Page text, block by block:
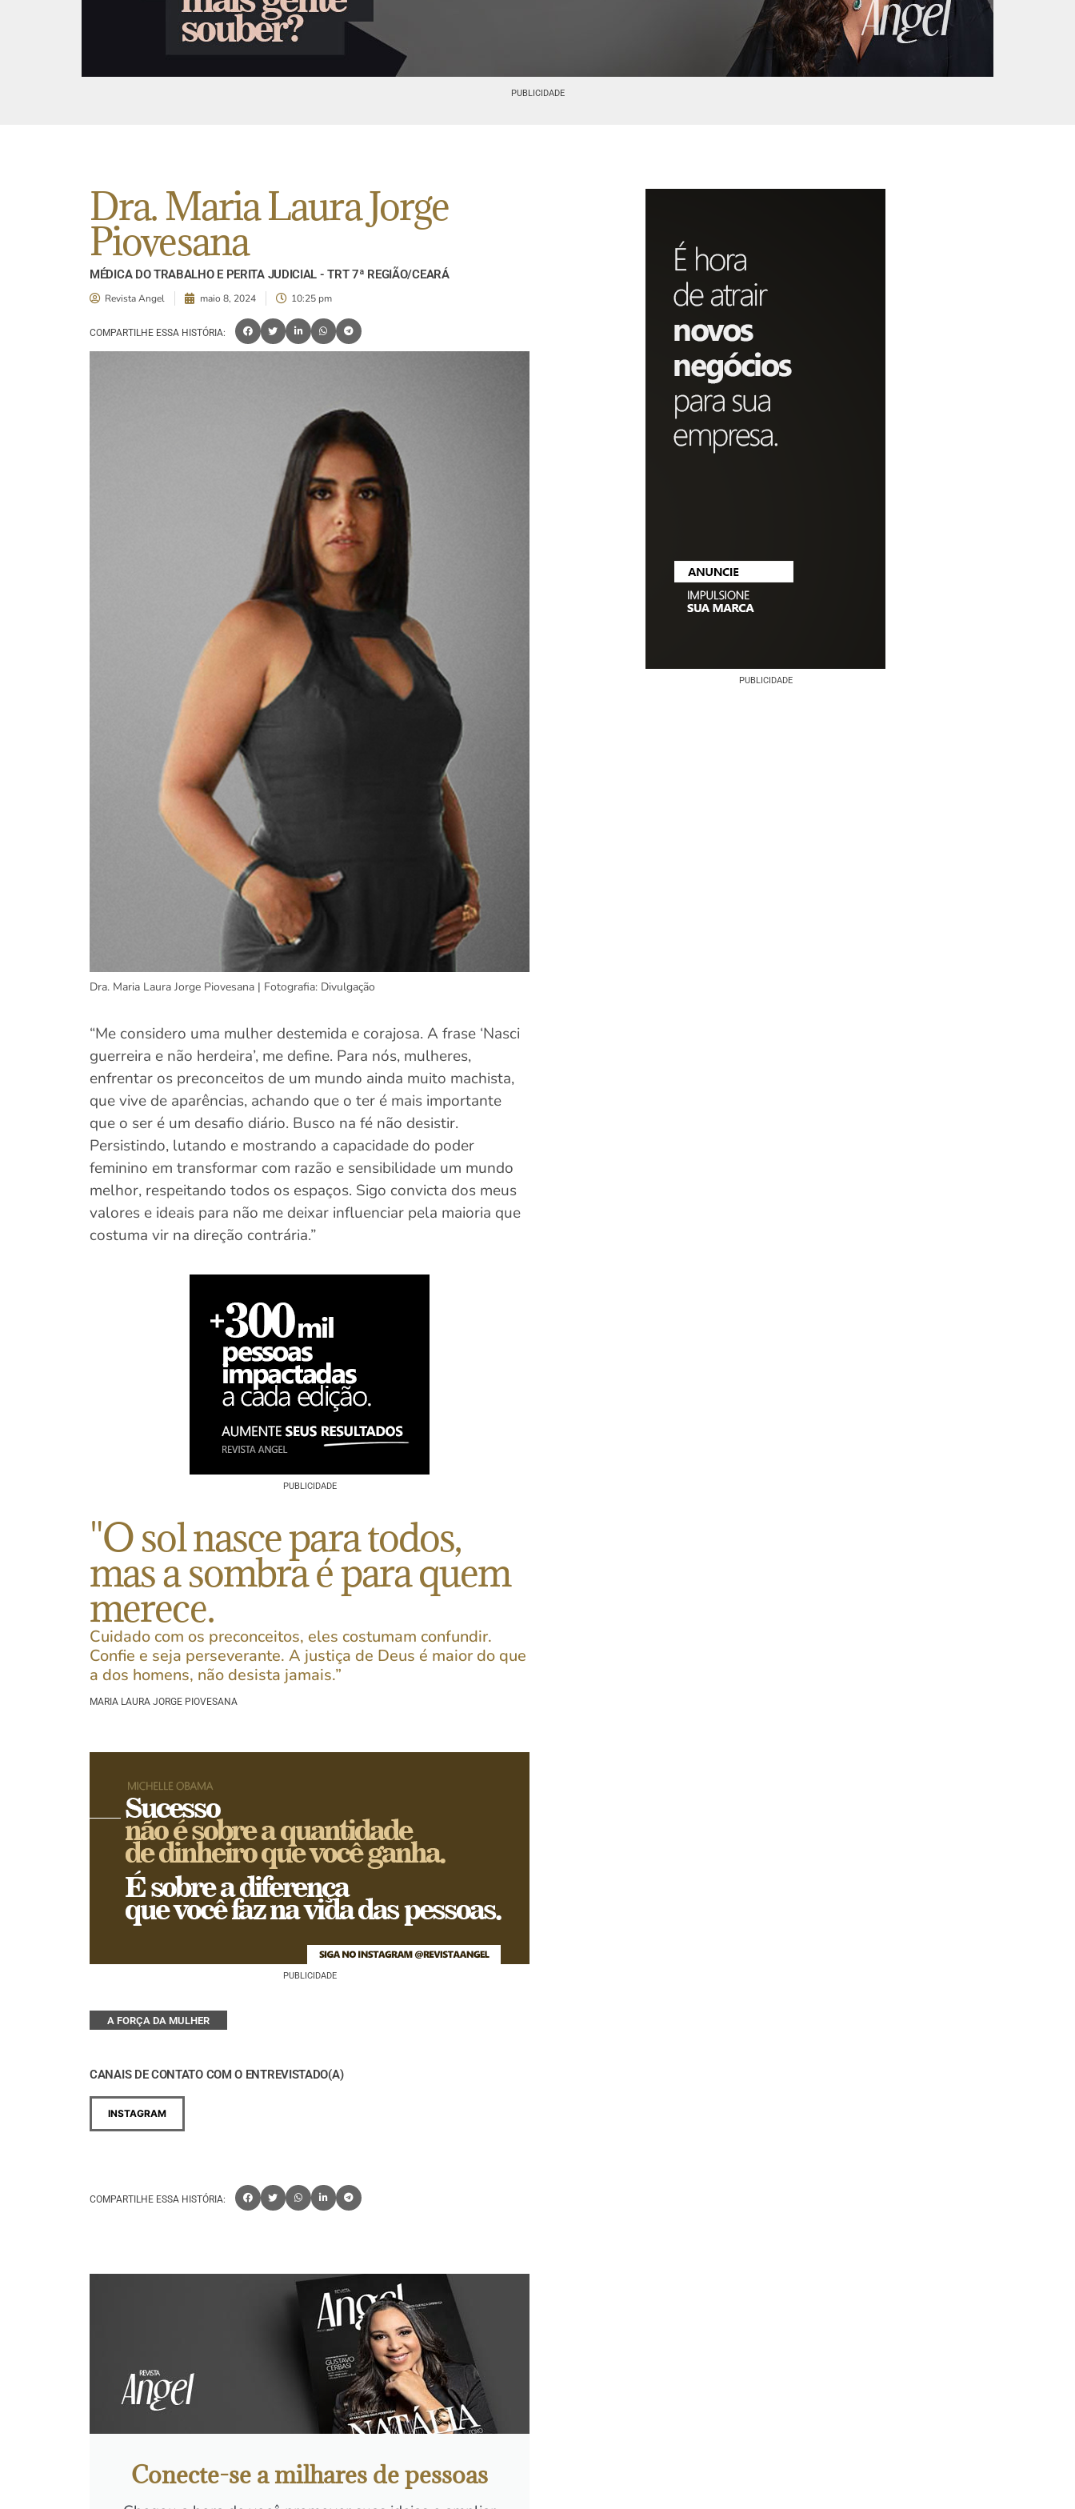
PUBLICIDADE
Dra. Maria Laura Jorge
Piovesana
MÉDICA DO TRABALHO E PERITA JUDICIAL - TRT 7ª REGIÃO/CEARÁ
Revista Angel maio 8, 2024 10:25 pm
COMPARTILHE ESSA HISTÓRIA:
Dra. Maria Laura Jorge Piovesana | Fotografia: Divulgação
“Me considero uma mulher destemida e corajosa. A frase ‘Nasci
guerreira e não herdeira’, me define. Para nós, mulheres,
enfrentar os preconceitos de um mundo ainda muito machista,
que vive de aparências, achando que o ter é mais importante
que o ser é um desafio diário. Busco na fé não desistir.
Persistindo, lutando e mostrando a capacidade do poder
feminino em transformar com razão e sensibilidade um mundo
melhor, respeitando todos os espaços. Sigo convicta dos meus
valores e ideais para não me deixar influenciar pela maioria que
costuma vir na direção contrária.”
PUBLICIDADE
"O sol nasce para todos,
mas a sombra é para quem
merece.
Cuidado com os preconceitos, eles costumam confundir.
Confie e seja perseverante. A justiça de Deus é maior do que
a dos homens, não desista jamais.”
MARIA LAURA JORGE PIOVESANA
PUBLICIDADE
A FORÇA DA MULHER
CANAIS DE CONTATO COM O ENTREVISTADO(A)
INSTAGRAM
COMPARTILHE ESSA HISTÓRIA:
Conecte-se a milhares de pessoas
PUBLICIDADE